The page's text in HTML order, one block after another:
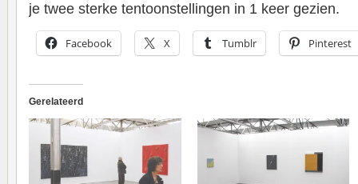
je twee sterke tentoonstellingen in 1 keer gezien.
Facebook X Tumblr Pinterest
Gerelateerd